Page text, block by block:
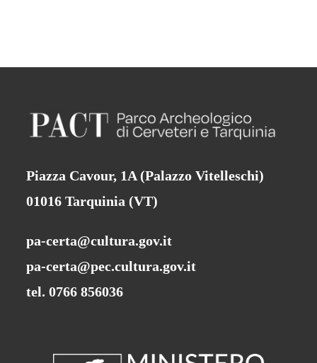
Piazza Cavour, 1A (Palazzo Vitelleschi)
01016 Tarquinia (VT)
pa-certa@cultura.gov.it
pa-certa@pec.cultura.gov.it
tel. 0766 856036